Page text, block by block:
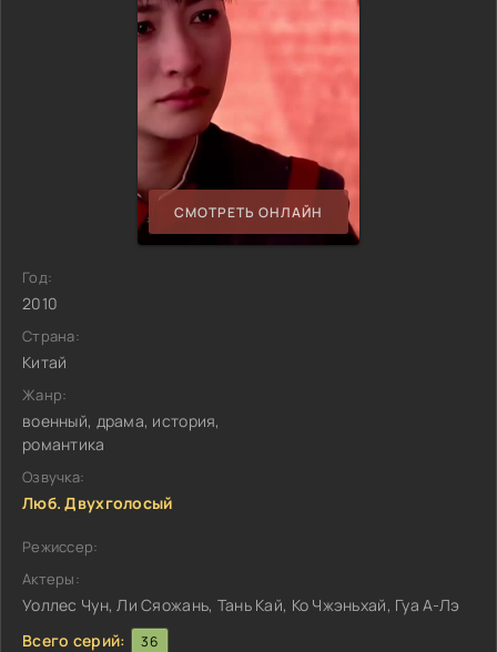
СМОТРЕТЬ ОНЛАЙН
Год:
2010
Страна:
Китай
Жанр:
военный, драма, история,
романтика
Озвучка:
Люб. Двухголосый
Режиссер:
Актеры:
Уоллес Чун, Ли Сяожань, Тань Кай, Ко Чжэньхай, Гуа А-Лэ
Всего серий:
36